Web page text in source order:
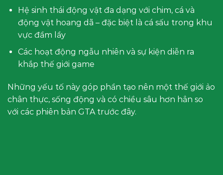
Hệ sinh thái động vật đa dạng với chim, cá và
động vật hoang dã – đặc biệt là cá sấu trong khu
vực đầm lầy
Các hoạt động ngẫu nhiên và sự kiện diễn ra
khắp thế giới game
Những yếu tố này góp phần tạo nên một thế giới ảo
chân thực, sống động và có chiều sâu hơn hẳn so
với các phiên bản GTA trước đây.